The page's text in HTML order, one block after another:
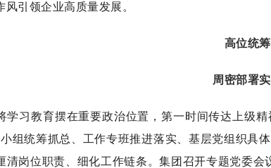
风引领企业高质量发展。
高位统
周密部署
学习教育摆在重要政治位置，第一时间传达上级
组统筹抓总、工作专班推进落实、基层党组织具
清岗位职责、细化工作链条。集团召开专题党委